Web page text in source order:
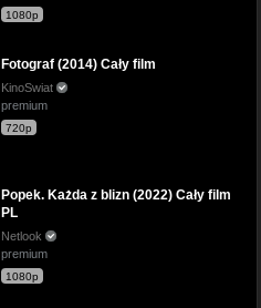
1080p
Fotograf (2014) Cały film
KinoSwiat
premium
720p
Popek. Każda z blizn (2022) Cały film
PL
Netlook
premium
1080p